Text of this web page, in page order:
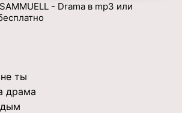
- Drama в mp3 или
ты
драма